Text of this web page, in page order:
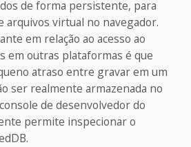
de forma persistente, para
arquivos virtual no navegador.
em relação ao acesso ao
em outras plataformas é que
atraso entre gravar em um
ser realmente armazenada no
de desenvolvedor do
permite inspecionar o